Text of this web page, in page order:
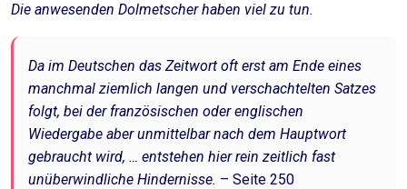
Die anwesenden Dolmetscher haben viel zu tun.
Da im Deutschen das Zeitwort oft erst am Ende eines
manchmal ziemlich langen und verschachtelten Satzes
folgt, bei der französischen oder englischen
Wiedergabe aber unmittelbar nach dem Hauptwort
gebraucht wird, … entstehen hier rein zeitlich fast
unüberwindliche Hindernisse. – Seite 250